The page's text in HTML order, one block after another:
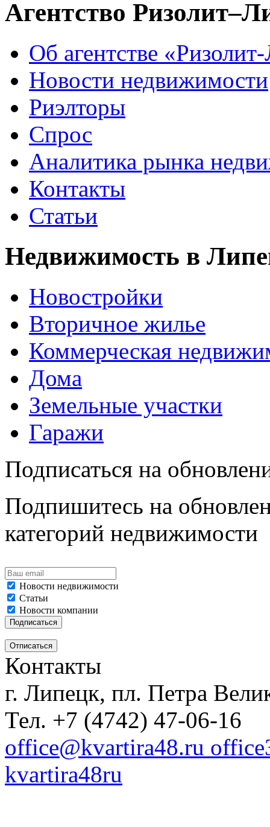
Агентство
Об агентстве
Новости недвижимости
Риэлторы
Спрос
Аналитика рынка
Контакты
Статьи
Недвижимость в
Новостройки
Вторичное жилье
Коммерческая
Дома
Земельные участки
Гаражи
Подписаться на
Подпишитесь на
категорий недвижимости
Новости недвижимости
Статьи
Новости компании
Контакты
г. Липецк, пл. Петра
Тел. +7 (4742) 47-06-16
office@kvartira48.ru
kvartira48ru